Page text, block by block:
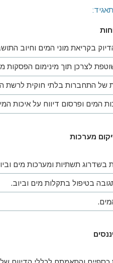
בקריאת מוני המים וחיוב
לצרכן תוך מינימום הפסקות
של התחברות בלתי חוקית לרשת
המים ופרסום דיווח על איכות
מערכות
בשדרוג תשתיות ומערכות מים
בטיפול בתקלות מים וביוב.